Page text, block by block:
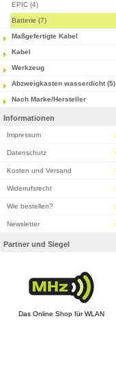
EPIC (4)
Batterie (7)
Maßgefertigte Kabel
Kabel
Werkzeug
Abzweigkasten wasserdicht (5)
Nach Marke/Hersteller
Informationen
Impressum
Datenschutz
Kosten und Versand
Widerrufsrecht
Wie bestellen?
Newsletter
Partner und Siegel
Das Online Shop für WLAN